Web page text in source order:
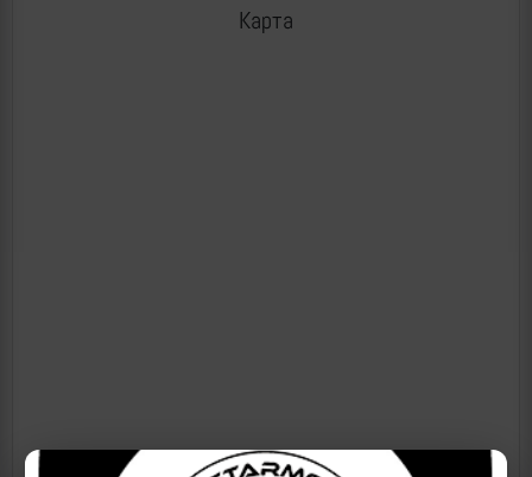
Карта